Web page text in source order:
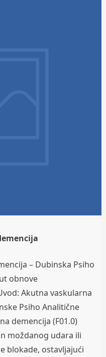
– Dubinska Psiho
obnove
Akutna vaskularna
Psiho Analitične
demencija (F01.0)
moždanog udara ili
blokade, ostavljajući